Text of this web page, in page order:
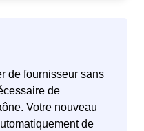
de fournisseur sans
de
Votre nouveau
de